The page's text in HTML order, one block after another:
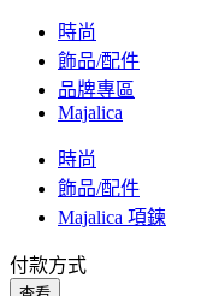
時尚
飾品/配件
品牌專區
Majalica
時尚
飾品/配件
Majalica 項鍊
付款方式